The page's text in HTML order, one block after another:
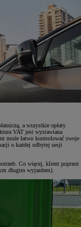
a wszystkie opłaty
VAT jest wystawiana
może łatwo kontrolować swoje
o każdej odbytej sesji
Co więcej, klient poprzez
długim wyjazdem).